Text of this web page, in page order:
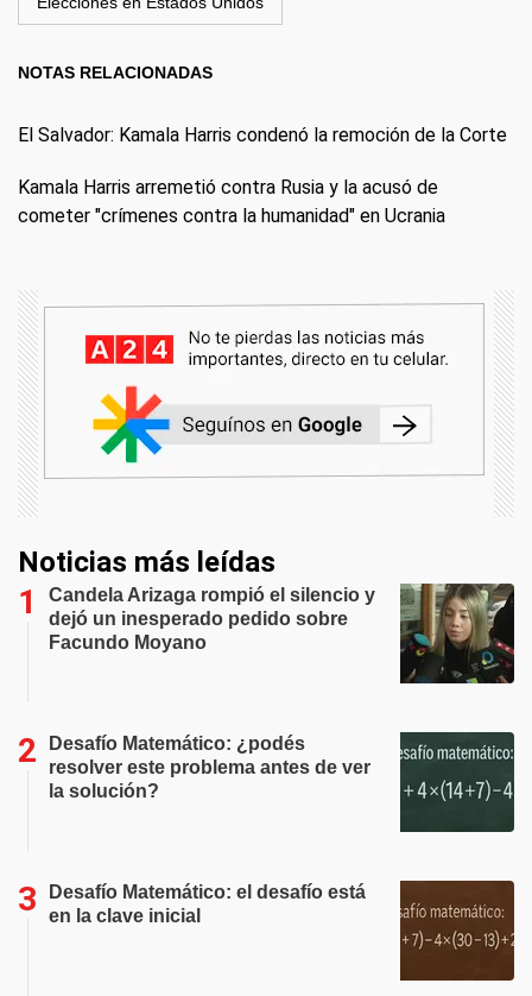
NOTAS RELACIONADAS
El Salvador: Kamala Harris condenó la remoción de la Corte
Kamala Harris arremetió contra Rusia y la acusó de
cometer "crímenes contra la humanidad" en Ucrania
Noticias más leídas
Candela Arizaga rompió el silencio y
dejó un inesperado pedido sobre
Facundo Moyano
Desafío Matemático: ¿podés
resolver este problema antes de ver
la solución?
Desafío Matemático: el desafío está
en la clave inicial